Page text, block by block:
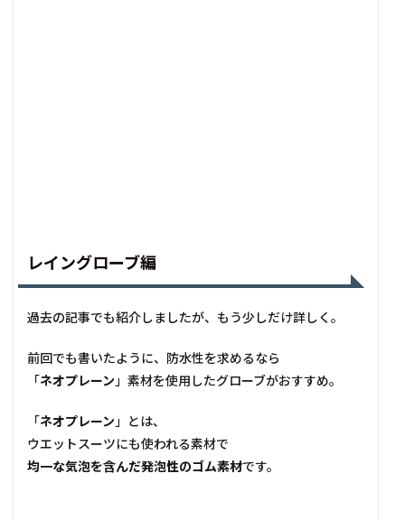
レイングローブ編
過去の記事でも紹介しましたが、もう少しだけ詳しく。
前回でも書いたように、防水性を求めるなら
「ネオプレーン 」素材を使用したグローブがおすすめ。
「ネオプレーン 」とは、
ウエットスーツにも使われる素材で
均一な気泡を含んだ発泡性のゴム素材です。